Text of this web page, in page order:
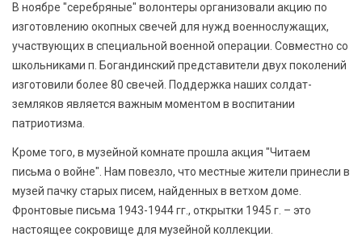
В ноябре "серебряные" волонтеры организовали акцию по
изготовлению окопных свечей для нужд военнослужащих,
участвующих в специальной военной операции. Совместно со
школьниками п. Богандинский представители двух поколений
изготовили более 80 свечей. Поддержка наших солдат-
земляков является важным моментом в воспитании
патриотизма.
Кроме того, в музейной комнате прошла акция "Читаем
письма о войне". Нам повезло, что местные жители принесли в
музей пачку старых писем, найденных в ветхом доме.
Фронтовые письма 1943-1944 гг., открытки 1945 г. – это
настоящее сокровище для музейной коллекции.